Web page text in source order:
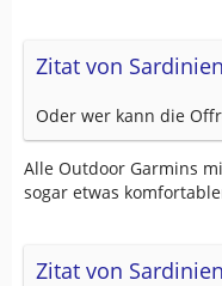
Zitat von Sardinien
Oder wer kann die
Alle Outdoor Garmins
sogar etwas
Zitat von Sardinien